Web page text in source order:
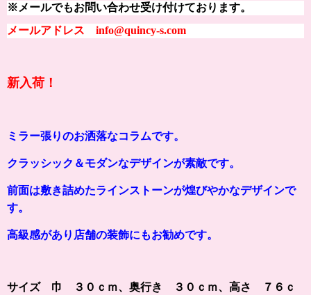
※メールでもお問い合わせ受け付けております。
メールアドレス info@quincy-s.com
新入荷 ！
ミラー張りのお洒落なコラムです。
クラッシック＆モダンなデザインが素敵です。
前面は敷き詰めたラインストーンが煌びやかなデザインで
す。
高級感があり 店舗の装飾にもお勧めです。
サイズ 巾 ３０ｃｍ、奥行き ３０ｃｍ、高さ ７６ｃ